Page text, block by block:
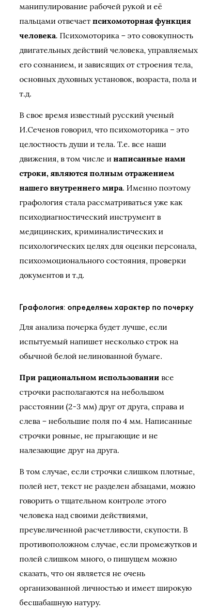
манипулирование рабочей рукой и её
пальцами отвечает психомоторная функция
человека. Психомоторика – это совокупность
двигательных действий человека, управляемых
его сознанием, и зависящих от строения тела,
основных духовных установок, возраста, пола и
т.д.
В свое время известный русский ученый
И.Сеченов говорил, что психомоторика – это
целостность души и тела. Т.е. все наши
движения, в том числе и написанные нами
строки, являются полным отражением
нашего внутреннего мира. Именно поэтому
графология стала рассматриваться уже как
психодиагностический инструмент в
медицинских, криминалистических и
психологических целях для оценки персонала,
психоэмоционального состояния, проверки
документов и т.д.
Графология: определяем характер по почерку
Для анализа почерка будет лучше, если
испытуемый напишет несколько строк на
обычной белой нелинованной бумаге.
При рациональном использовании все
строчки располагаются на небольшом
расстоянии (2-3 мм) друг от друга, справа и
слева – небольшие поля по 4 мм. Написанные
строчки ровные, не прыгающие и не
налезающие друг на друга.
В том случае, если строчки слишком плотные,
полей нет, текст не разделен абзацами, можно
говорить о тщательном контроле этого
человека над своими действиями,
преувеличенной расчетливости, скупости. В
противоположном случае, если промежутков и
полей слишком много, о пишущем можно
сказать, что он является не очень
организованной личностью и имеет широкую
бесшабашную натуру.